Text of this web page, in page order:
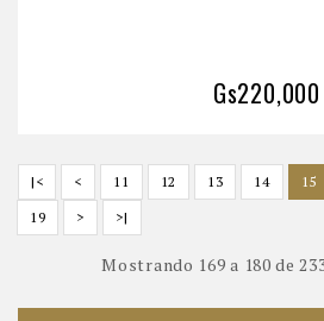
Gs220,000
|< < 11 12 13 14 15
19
> >|
Mostrando 169 a 180 de